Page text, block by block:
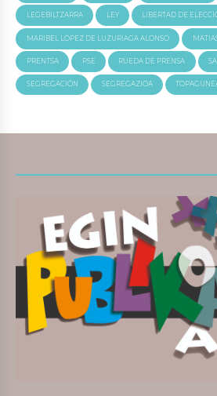
LEGEBILTZARRA LEY LIBERTAD DE
MARIBEL LOPEZ DE LUZURIAGA ALONSO
PRENTSA PSE RUEDA DE PRENSA
SEGREGACIÓN SEGREGAZIOA